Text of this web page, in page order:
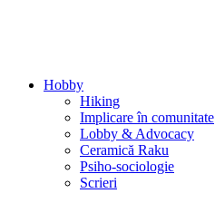
Hobby
Hiking
Implicare în comunitate
Lobby & Advocacy
Ceramică Raku
Psiho-sociologie
Scrieri